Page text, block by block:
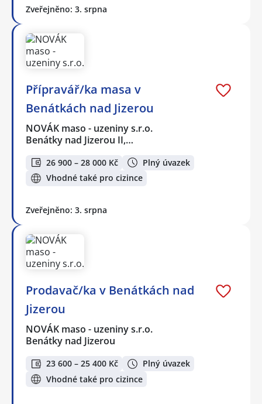
Zveřejněno: 3. srpna
Přípravář/ka masa v
Benátkách nad Jizerou
NOVÁK maso - uzeniny s.r.o.
Benátky nad Jizerou II,…
26 900 – 28 000 Kč
Plný úvazek
Vhodné také pro cizince
Zveřejněno: 3. srpna
Prodavač/ka v Benátkách nad
Jizerou
NOVÁK maso - uzeniny s.r.o.
Benátky nad Jizerou
23 600 – 25 400 Kč
Plný úvazek
Vhodné také pro cizince